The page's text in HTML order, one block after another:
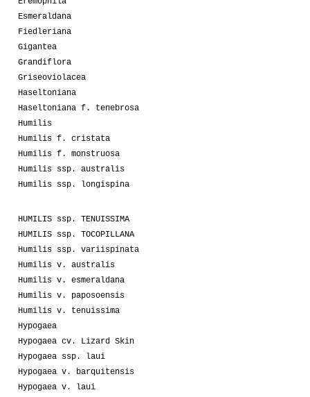
Esmeraldana
Fiedleriana
Gigantea
Grandiflora
Griseoviolacea
Haseltoniana
Haseltoniana f. tenebrosa
Humilis
Humilis f. cristata
Humilis f. monstruosa
Humilis ssp. australis
Humilis ssp. longispina
HUMILIS ssp. TENUISSIMA
HUMILIS ssp. TOCOPILLANA
Humilis ssp. variispinata
Humilis v. australis
Humilis v. esmeraldana
Humilis v. paposoensis
Humilis v. tenuissima
Hypogaea
Hypogaea cv. Lizard Skin
Hypogaea ssp. laui
Hypogaea v. barquitensis
Hypogaea v. laui